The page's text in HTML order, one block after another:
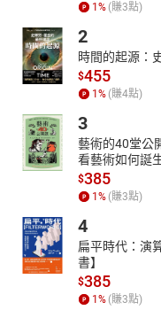
1 % (賺3點)
2
時間的起源：
$455
1 % (賺4點)
3
藝術的40堂公
看藝術如何誕
$385
1 % (賺3點)
4
扁平時代：演
書】
$385
1 % (賺3點)